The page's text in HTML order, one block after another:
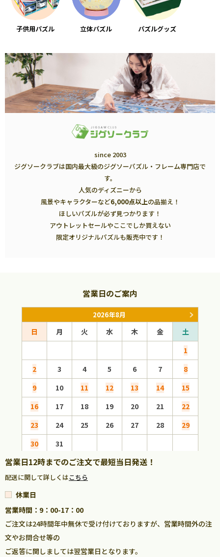
子供用パズル 立体パズル パズルグッズ
since 2003
ジグソークラブは国内最大級のジグソーパズル・フレーム専門店で
す。
人気のディズニーから
風景やキャラクターなど6,000点以上の品揃え！
ほしいパズルが必ず見つかります！
アウトレットセールやここでしか買えない
限定オリジナルパズルも販売中です！
営業日のご案内
2026年8月
日 月 火 水 木 金
土
1
2
3 4 5 6 7
8
9
10 11 12 13 14
15
16
17 18 19 20 21
22
23
24 25 26 27 28
29
30
31
営業日12時までのご注文で最短当日発送！
配送に関して詳しくはこちら
休業日
営業時間：9：00-17：00
ご注文は24時間年中無休で受け付けておりますが、営業時間外の注
文やお問合せ等の
ご返答に関しましては翌営業日となります。